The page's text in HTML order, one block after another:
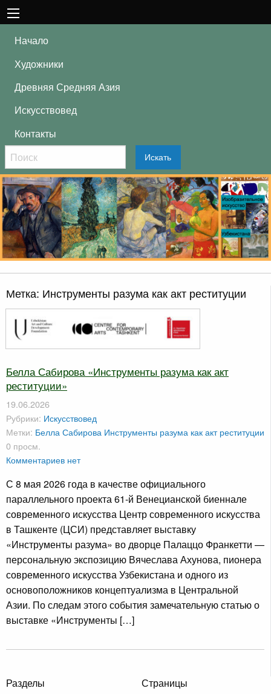
Начало
Художники
Древняя Средняя Азия
Искусствовед
Контакты
Искать
Метка: Инструменты разума как акт реституции
Белла Сабирова «Инструменты разума как акт
реституции»
19.06.2026
Рубрики: Искусствовед
Метки: Белла Сабирова Инструменты разума как акт реституции
0 просм.
Комментариев нет
С 8 мая 2026 года в качестве официального
параллельного проекта 61-й Венецианской биеннале
современного искусства Центр современного искусства
в Ташкенте (ЦСИ) представляет выставку
«Инструменты разума» во дворце Палаццо Франкетти —
персональную экспозицию Вячеслава Ахунова, пионера
современного искусства Узбекистана и одного из
основоположников концептуализма в Центральной
Азии. По следам этого события замечательную статью о
выставке «Инструменты […]
Разделы
Страницы